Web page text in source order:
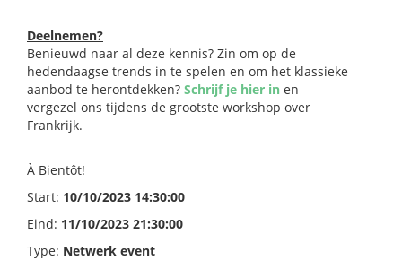
Deelnemen?
Benieuwd naar al deze kennis? Zin om op de
hedendaagse trends in te spelen en om het klassieke
aanbod te herontdekken? Schrijf je hier in en
vergezel ons tijdens de grootste workshop over
Frankrijk.
À Bientôt!
Start: 10/10/2023 14:30:00
Eind: 11/10/2023 21:30:00
Type: Netwerk event